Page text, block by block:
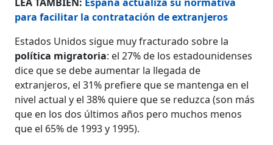
para facilitar la contratación de extranjeros
Estados Unidos sigue muy fracturado sobre la
política migratoria: el 27% de los estadounidenses
dice que se debe aumentar la llegada de
extranjeros, el 31% prefiere que se mantenga en el
nivel actual y el 38% quiere que se reduzca (son más
que en los dos últimos años pero muchos menos
que el 65% de 1993 y 1995).